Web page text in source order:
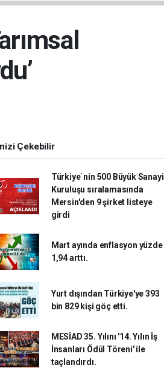
Çekebilir
Türkiye`nin 500 Büyük Sanayi
Kuruluşu sıralamasında
Mersin'den 9 şirket listeye
girdi
Mart ayında enflasyon yüzde
1,94 arttı.
Yurt dışından Türkiye'ye 393
bin 829 kişi göç etti.
MESİAD 35. Yılını '14. Yılın İş
İnsanları Ödül Töreni' ile
taçlandırdı.